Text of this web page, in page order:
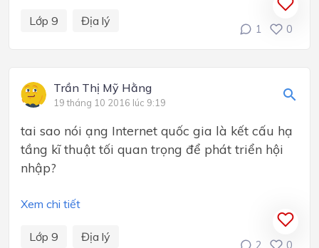
Lớp 9 Địa lý
1 0
Trần Thị Mỹ Hằng
19 tháng 10 2016 lúc 9:19
tai sao nói ạng Internet quốc gia là kết cấu hạ
tầng kĩ thuật tối quan trọng để phát triển hội
nhập?
Xem chi tiết
Lớp 9 Địa lý
2 0